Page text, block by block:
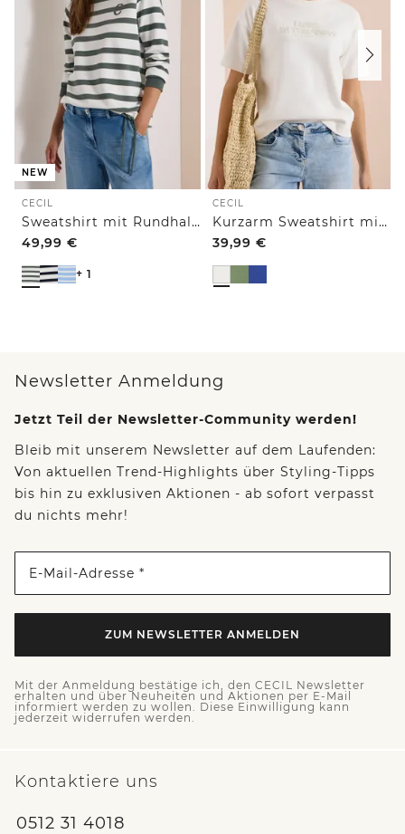
NEW
CECIL
Sweatshirt mit Rundhals und Tunnelzug
49,99 €
+ 1
CECIL
Kurzarm Sweatshirt mit Embroidery
39,99 €
Newsletter Anmeldung
Jetzt Teil der Newsletter-Community werden!
Bleib mit unserem Newsletter auf dem Laufenden:
Von aktuellen Trend-Highlights über Styling-Tipps
bis hin zu exklusiven Aktionen - ab sofort verpasst
du nichts mehr!
E-Mail-Adresse *
ZUM NEWSLETTER ANMELDEN
Mit der Anmeldung bestätige ich, den CECIL Newsletter
erhalten und über Neuheiten und Aktionen per E-Mail
informiert werden zu wollen. Diese Einwilligung kann
jederzeit widerrufen werden.
Kontaktiere uns
0512 31 4018